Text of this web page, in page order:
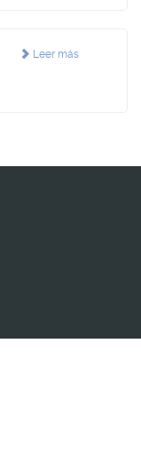
Leer más